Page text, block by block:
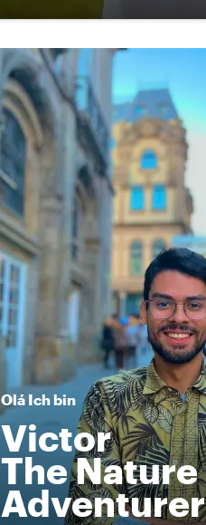
Olá Ich bin
Victor
The Nature
Adventurer